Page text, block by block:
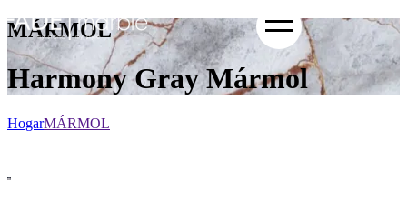
MÁRMOL
Harmony Gray Mármol
HogarMÁRMOL